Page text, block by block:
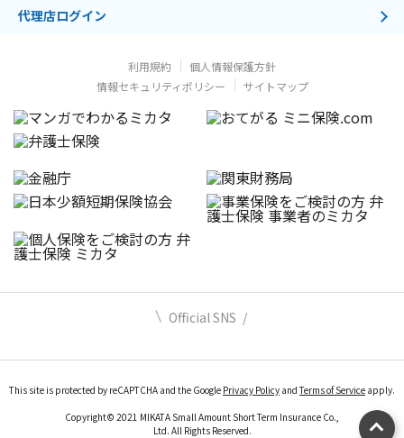
代理店ログイン
利用規約
個人情報保護方針
情報セキュリティポリシー
サイトマップ
Official SNS
This site is protected by reCAPTCHA and the Google Privacy Policy andTerms of Service apply.
Copyright© 2021 MIKATA Small Amount Short Term Insurance Co.,
Ltd. All Rights Reserved.